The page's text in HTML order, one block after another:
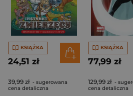
KSIĄŻKA
24,51 zł
39,99 zł - sugerowana
cena detaliczna
KSIĄŻKA
77,99 zł
129,99 zł -
cena detaliczna